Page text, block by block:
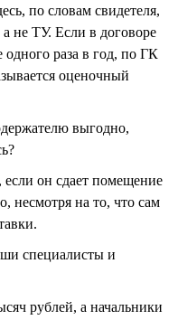
по словам свидетеля,
не ТУ. Если в договоре
одного раза в год, по ГК
оценочный
выгодно,
он сдает помещение
несмотря на то, что сам
специалисты и
рублей, а начальники